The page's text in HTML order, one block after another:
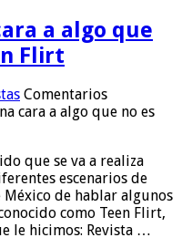
a algo que
Flirt
Comentarios
cara a algo que no es
que se va a realiza
escenarios de
de hablar algunos
como Teen Flirt,
le hicimos: Revista …